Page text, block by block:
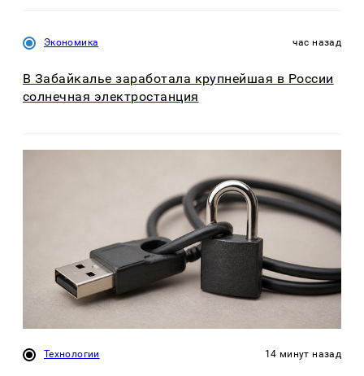
Экономика час назад
В Забайкалье заработала крупнейшая в России
солнечная электростанция
Технологии 14 минут назад